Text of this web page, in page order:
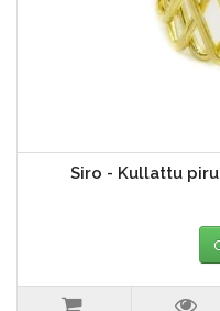
Siro - Kullattu